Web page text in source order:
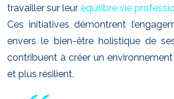
travailler sur leur équilibre vie
Ces initiatives démontrent
envers le bien-être holistique de
contribuent à créer un
et plus résilient.